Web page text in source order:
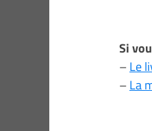
Si
–Le
–La